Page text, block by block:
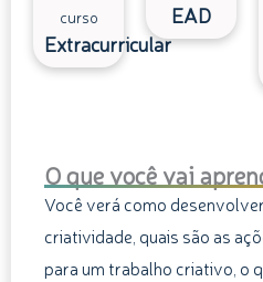
curso
Extracurricular
EAD
O que você vai
Você verá como
criatividade, quais são as
para um trabalho criativo, o